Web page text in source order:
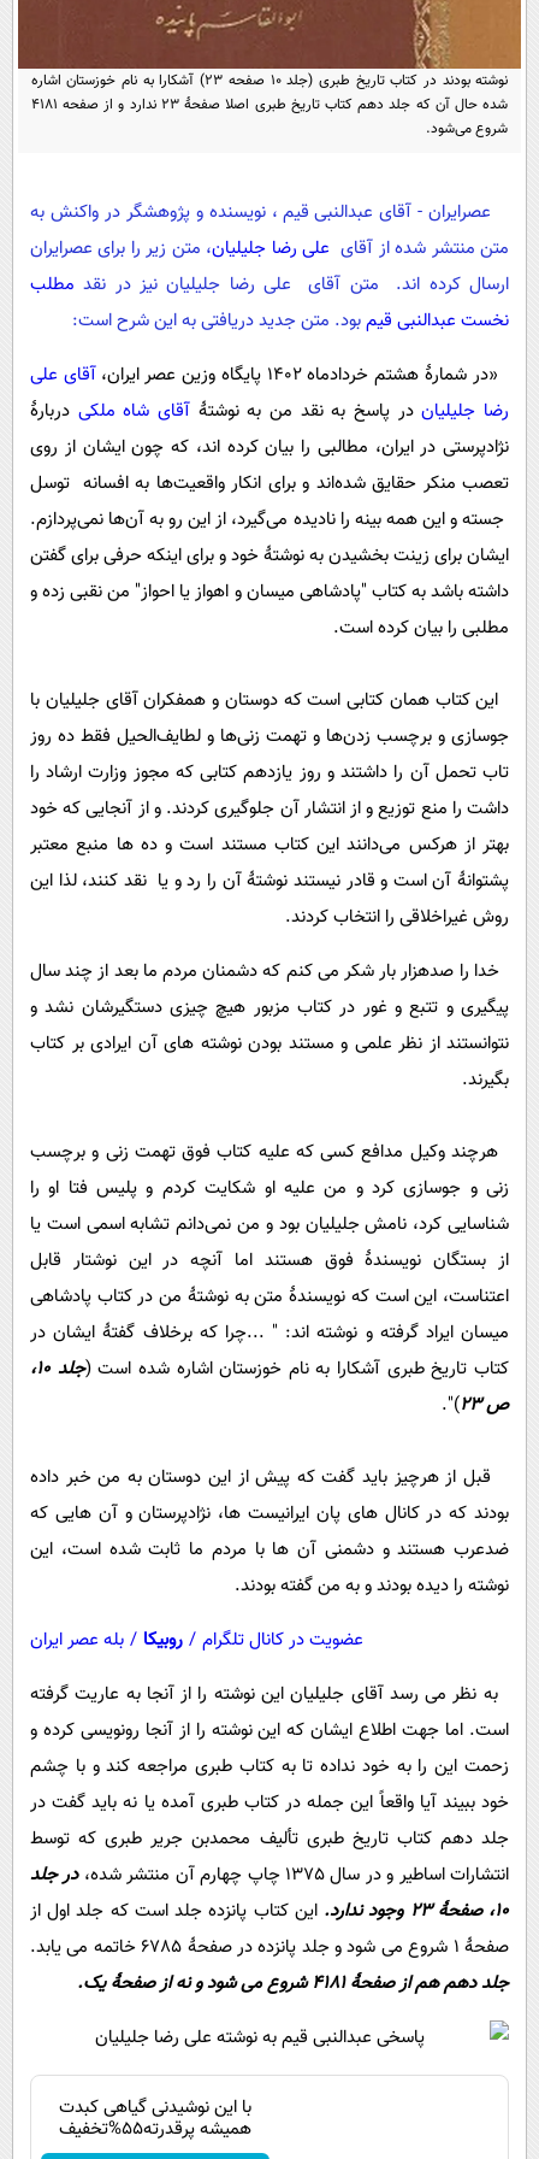
سرگرمی
گوناگون
فرهنگی
بین الملل
اجتماعی
حیات وحش
سیاست خارجی
پیامک
آشپزی
نوشته بودند در کتاب تاریخ طبری (جلد 10 صفحه 23) آشکارا به نام خوزستان اشاره
شده حال آن که جلد دهم کتاب تاریخ طبری اصلا صفحۀ 23 ندارد و از صفحه 4181
شروع می‌شود.
عصرایران - آقای عبدالنبی قیم ، نویسنده و پژوهشگر در واکنش به
متن منتشر شده از آقای علی رضا جلیلیان، متن زیر را برای عصرایران
ارسال کرده اند. متن آقای علی رضا جلیلیان نیز در نقدمطلب
نخست عبدالنبی قیمبود. متن جدید دریافتی به این شرح است:
«در شمارۀ هشتم خردادماه 1402 پایگاه وزین عصر ایران،
آقای علی
رضا جلیلیاندر پاسخ به نقد من به نوشتۀ آقای شاه ملکی دربارۀ
نژادپرستی در ایران، مطالبی را بیان کرده اند، که چون ایشان از روی
تعصب منکر حقایق شده‌اند و برای انکار واقعیت‌ها به افسانه توسل
جسته و این همه بینه را نادیده می‌گیرد، از این رو به آن‌ها نمی‌پردازم.
ایشان برای زینت بخشیدن به نوشتۀ خود و برای اینکه حرفی برای گفتن
داشته باشد به کتاب "پادشاهی میسان و اهواز یا احواز" من نقبی زده و
مطلبی را بیان کرده است.
این کتاب همان کتابی است که دوستان و همفکران آقای جلیلیان با
جوسازی و برچسب زدن‌ها و تهمت زنی‌ها و لطایف‌الحیل فقط ده روز
تاب تحمل آن را داشتند و روز یازدهم کتابی که مجوز وزارت ارشاد را
داشت را منع توزیع و از انتشار آن جلوگیری کردند. و از آنجایی که خود
بهتر از هرکس می‌دانند این کتاب مستند است و ده ها منبع معتبر
پشتوانۀ آن است و قادر نیستند نوشتۀ آن را رد و یا نقد کنند، لذا این
روش غیراخلاقی را انتخاب کردند.
خدا را صدهزار بار شکر می کنم که دشمنان مردم ما بعد از چند سال
پیگیری و تتبع و غور در کتاب مزبور هیچ چیزی دستگیرشان نشد و
نتوانستند از نظر علمی و مستند بودن نوشته های آن ایرادی بر کتاب
بگیرند.
هرچند وکیل مدافع کسی که علیه کتاب فوق تهمت زنی و برچسب
زنی و جوسازی کرد و من علیه او شکایت کردم و پلیس فتا او را
شناسایی کرد، نامش جلیلیان بود و من نمی‌دانم تشابه اسمی است یا
از بستگان نویسندۀ فوق هستند اما آنچه در این نوشتار قابل
اعتناست، این است که نویسندۀ متن به نوشتۀ من در کتاب پادشاهی
میسان ایراد گرفته و نوشته اند: " ...چرا که برخلاف گفتۀ ایشان در
کتاب تاریخ طبری آشکارا به نام خوزستان اشاره شده است (
جلد 10،
ص 23
)".
قبل از هرچیز باید گفت که پیش از این دوستان به من خبر داده
بودند که در کانال های پان ایرانیست ها، نژادپرستان و آن هایی که
ضدعرب هستند و دشمنی آن ها با مردم ما ثابت شده است، این
نوشته را دیده بودند و به من گفته بودند.
عضویت در کانال تلگرام / روبیکا / بله عصر ایران
به نظر می رسد آقای جلیلیان این نوشته را از آنجا به عاریت گرفته
است. اما جهت اطلاع ایشان که این نوشته را از آنجا رونویسی کرده و
زحمت این را به خود نداده تا به کتاب طبری مراجعه کند و با چشم
خود ببیند آیا واقعاً این جمله در کتاب طبری آمده یا نه باید گفت در
جلد دهم کتاب تاریخ طبری تألیف محمدبن جریر طبری که توسط
انتشارات اساطیر و در سال 1375 چاپ چهارم آن منتشر شده،
در جلد
10،‌ صفحۀ 23 وجود ندارد.
این کتاب پانزده جلد است که جلد اول از
صفحۀ 1 شروع می شود و جلد پانزده در صفحۀ 6785 خاتمه می یابد.
جلد دهم هم از صفحۀ 4181 شروع می شود و نه از صفحۀ یک.
با این نوشیدنی گیاهی کبدت
همیشه پرقدرته55%تخفیف